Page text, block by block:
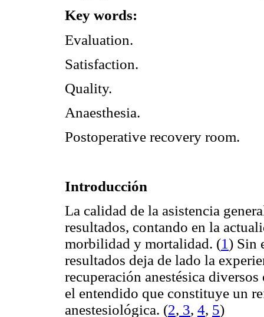
Key words:
Evaluation.
Satisfaction.
Quality.
Anaesthesia.
Postoperative recovery room.
Introducción
La calidad de la asistencia
resultados, contando en la
morbilidad y mortalidad. (1) Sin
resultados deja de lado la
recuperación anestésica
el entendido que constituye un
anestesiológica. (2, 3, 4, 5)